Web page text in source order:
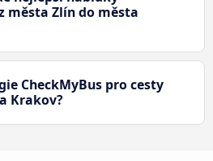
města Zlín do města
CheckMyBus pro cesty
Krakov?